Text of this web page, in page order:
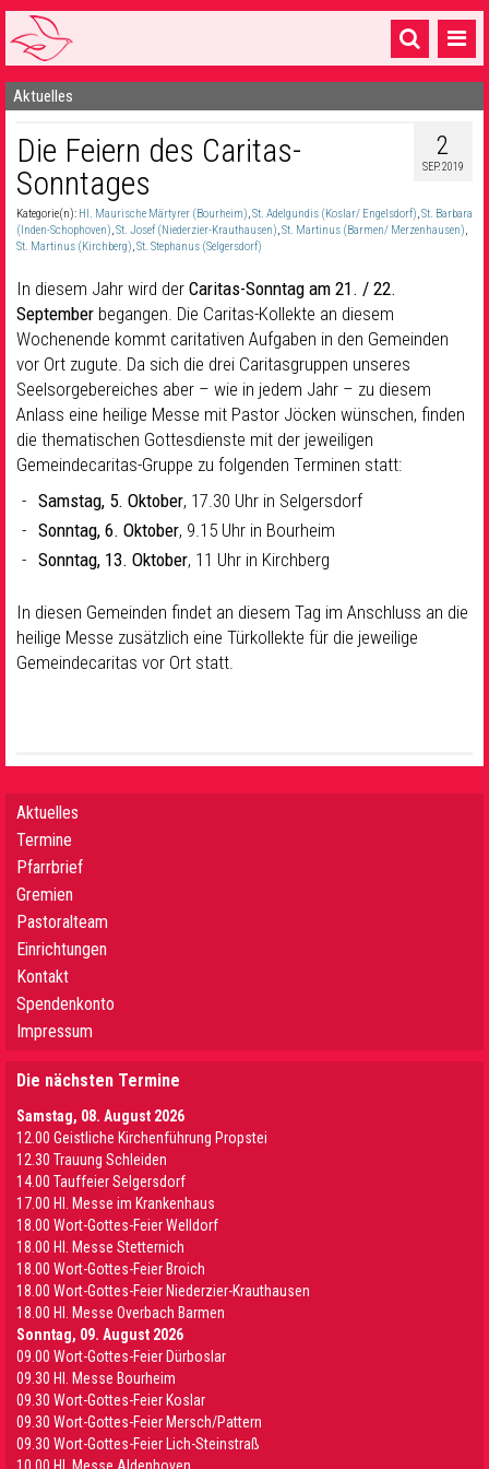
Startseite
1 Pfarrei
16 Gemeinden & mehr
Gottesdienste & Sinnsuche
Sakramente & Feste
Gemeinschaft & Soziales
Musik& Kultur
Seelsorge & Kontakt
Aktuelles
2
SEP. 2019
Die Feiern des Caritas-
Sonntages
Kategorie(n): Hl. Maurische Märtyrer (Bourheim),St. Adelgundis (Koslar/ Engelsdorf),St. Barbara
(Inden-Schophoven),St. Josef (Niederzier-Krauthausen),St. Martinus (Barmen/ Merzenhausen),
St. Martinus (Kirchberg),St. Stephanus (Selgersdorf)
In diesem Jahr wird der Caritas-Sonntag am 21. / 22.
September begangen. Die Caritas-Kollekte an diesem
Wochenende kommt caritativen Aufgaben in den Gemeinden
vor Ort zugute. Da sich die drei Caritasgruppen unseres
Seelsorgebereiches aber – wie in jedem Jahr – zu diesem
Anlass eine heilige Messe mit Pastor Jöcken wünschen, finden
die thematischen Gottesdienste mit der jeweiligen
Gemeindecaritas-Gruppe zu folgenden Terminen statt:
Samstag, 5. Oktober, 17.30 Uhr in Selgersdorf
Sonntag, 6. Oktober, 9.15 Uhr in Bourheim
Sonntag, 13. Oktober, 11 Uhr in Kirchberg
In diesen Gemeinden findet an diesem Tag im Anschluss an die
heilige Messe zusätzlich eine Türkollekte für die jeweilige
Gemeindecaritas vor Ort statt.
Aktuelles
Termine
Pfarrbrief
Gremien
Pastoralteam
Einrichtungen
Kontakt
Spendenkonto
Impressum
Die nächsten Termine
Samstag, 08. August 2026
12.00 Geistliche Kirchenführung Propstei
12.30 Trauung Schleiden
14.00 Tauffeier Selgersdorf
17.00 Hl. Messe im Krankenhaus
18.00 Wort-Gottes-Feier Welldorf
18.00 Hl. Messe Stetternich
18.00 Wort-Gottes-Feier Broich
18.00 Wort-Gottes-Feier Niederzier-Krauthausen
18.00 Hl. Messe Overbach Barmen
Sonntag, 09. August 2026
09.00 Wort-Gottes-Feier Dürboslar
09.30 HI. Messe Bourheim
09.30 Wort-Gottes-Feier Koslar
09.30 Wort-Gottes-Feier Mersch/Pattern
09.30 Wort-Gottes-Feier Lich-Steinstraß